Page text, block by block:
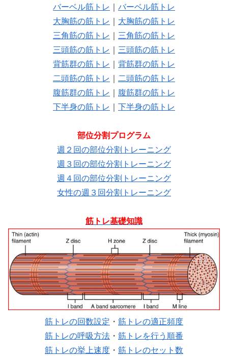
バーベル筋トレ
バーベル筋トレ
大胸筋の筋トレ
大胸筋の筋トレ
三角筋の筋トレ
三角筋の筋トレ
三頭筋の筋トレ
三頭筋の筋トレ
背筋群の筋トレ
背筋群の筋トレ
二頭筋の筋トレ
二頭筋の筋トレ
腹筋群の筋トレ
腹筋群の筋トレ
下半身の筋トレ
下半身の筋トレ
部位分割プログラム
週２回の部位分割トレーニング
週３回の部位分割トレーニング
週４回の部位分割トレーニング
女性の週３回分割トレーニング
筋トレ基礎知識
筋トレの回数設定 ・ 筋トレの適正頻度
筋トレの呼吸方法 ・ 筋トレを行う順番
筋トレの挙上速度 ・ 筋トレのセット数